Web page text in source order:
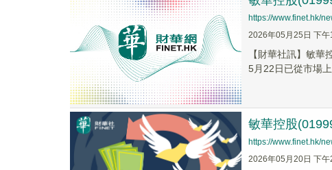
https://www.finet.hk/
2026年05月25日 下午
【財華社訊】敏
5月22日已從市場
敏華控股
https://www.finet.hk/
2026年05月20日 下午